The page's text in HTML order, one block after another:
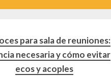
para sala de reuniones:
necesaria y cómo evitar
ecos y acoples